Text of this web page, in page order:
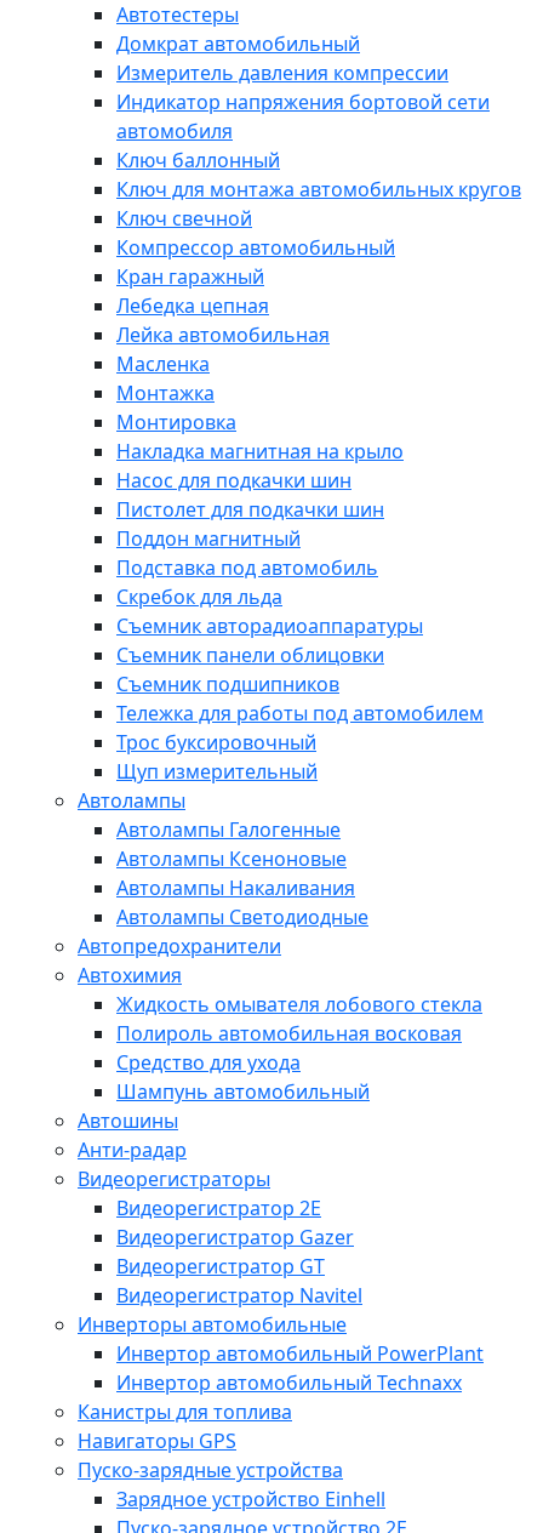
Автотестеры
Домкрат автомобильный
Измеритель давления компрессии
Индикатор напряжения бортовой сети
автомобиля
Ключ баллонный
Ключ для монтажа автомобильных кругов
Ключ свечной
Компрессор автомобильный
Кран гаражный
Лебедка цепная
Лейка автомобильная
Масленка
Монтажка
Монтировка
Накладка магнитная на крыло
Насос для подкачки шин
Пистолет для подкачки шин
Поддон магнитный
Подставка под автомобиль
Скребок для льда
Съемник авторадиоаппаратуры
Съемник панели облицовки
Съемник подшипников
Тележка для работы под автомобилем
Трос буксировочный
Щуп измерительный
Автолампы
Автолампы Галогенные
Автолампы Ксеноновые
Автолампы Накаливания
Автолампы Светодиодные
Автопредохранители
Автохимия
Жидкость омывателя лобового стекла
Полироль автомобильная восковая
Средство для ухода
Шампунь автомобильный
Автошины
Анти-радар
Видеорегистраторы
Видеорегистратор 2E
Видеорегистратор Gazer
Видеорегистратор GT
Видеорегистратор Navitel
Инверторы автомобильные
Инвертор автомобильный PowerPlant
Инвертор автомобильный Technaxx
Канистры для топлива
Навигаторы GPS
Пуско-зарядные устройства
Зарядное устройство Einhell